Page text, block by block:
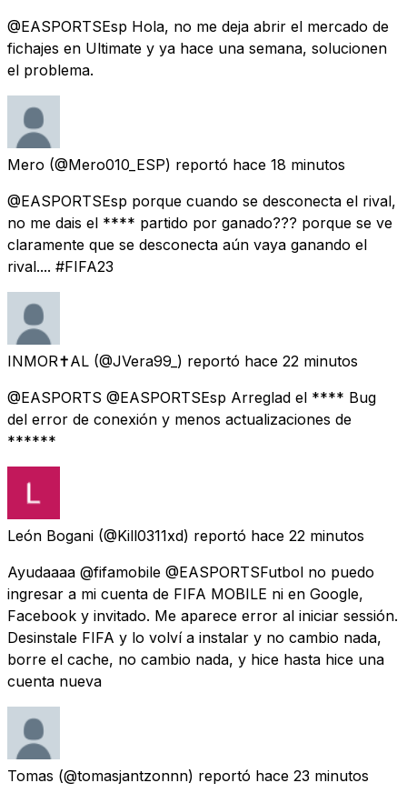
@EASPORTSEsp Hola, no me deja abrir el mercado de
fichajes en Ultimate y ya hace una semana, solucionen
el problema.
Mero (@Mero010_ESP) reportó hace 18 minutos
@EASPORTSEsp porque cuando se desconecta el rival,
no me dais el **** partido por ganado??? porque se ve
claramente que se desconecta aún vaya ganando el
rival.... #FIFA23
INMOR✝️AL (@JVera99_) reportó hace 22 minutos
@EASPORTS @EASPORTSEsp Arreglad el **** Bug
del error de conexión y menos actualizaciones de
******
León Bogani (@Kill0311xd) reportó hace 22 minutos
Ayudaaaa @fifamobile @EASPORTSFutbol no puedo
ingresar a mi cuenta de FIFA MOBILE ni en Google,
Facebook y invitado. Me aparece error al iniciar sessión.
Desinstale FIFA y lo volví a instalar y no cambio nada,
borre el cache, no cambio nada, y hice hasta hice una
cuenta nueva
Tomas (@tomasjantzonnn) reportó hace 23 minutos